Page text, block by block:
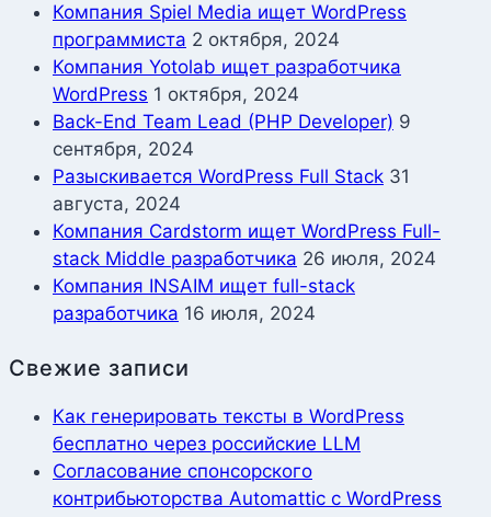
Компания Spiel Media ищет WordPress
программиста 2 октября, 2024
Компания Yotolab ищет разработчика
WordPress 1 октября, 2024
Back-End Team Lead (PHP Developer) 9
сентября, 2024
Разыскивается WordPress Full Stack 31
августа, 2024
Компания Cardstorm ищет WordPress Full-
stack Middle разработчика 26 июля, 2024
Компания INSAIM ищет full-stack
разработчика 16 июля, 2024
Свежие записи
Как генерировать тексты в WordPress
бесплатно через российские LLM
Согласование спонсорского
контрибьюторства Automattic с WordPress